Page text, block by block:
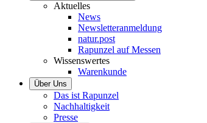
Aktuelles
News
Newsletteranmeldung
natur.post
Rapunzel auf Messen
Wissenswertes
Warenkunde
Über Uns
Das ist Rapunzel
Nachhaltigkeit
Presse